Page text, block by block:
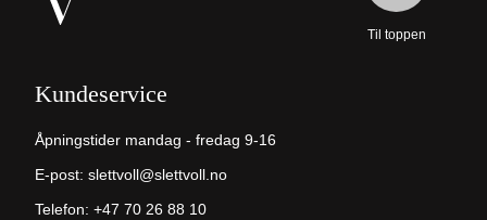
Kundeservice
Åpningstider mandag - fredag 9-16
E-post: slettvoll@slettvoll.no
Telefon: +47 70 26 88 10
Til toppen